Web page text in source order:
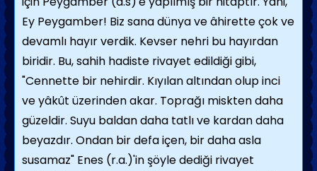
Ey Peygamber! Biz sana dünya ve âhirette çok ve
devamlı hayır verdik. Kevser nehri bu hayırdan
biridir. Bu, sahih hadiste rivayet edildiği gibi,
"Cennette bir nehirdir. Kıyılan altından olup inci
ve yâkût üzerinden akar. Toprağı miskten daha
güzeldir. Suyu baldan daha tatlı ve kardan daha
beyazdır. Ondan bir defa içen, bir daha asla
susamaz" Enes (r.a.)'in şöyle dediği rivayet